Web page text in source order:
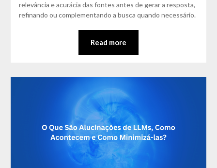
relevância e acurácia das fontes antes de gerar a resposta,
refinando ou complementando a busca quando necessário.
Read more